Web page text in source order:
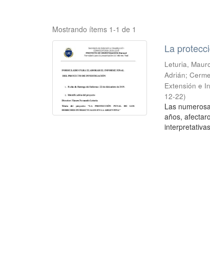
Mostrando ítems 1-1 de 1
La
Leturia,
Adrián;
Extensión e
12-22)
Las
años,